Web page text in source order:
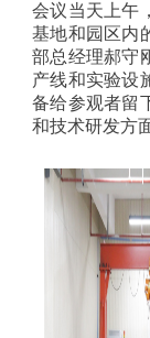
会议当天上午
基地和园区内
部总经理郝守
产线和实验设
备给参观者留
和技术研发方